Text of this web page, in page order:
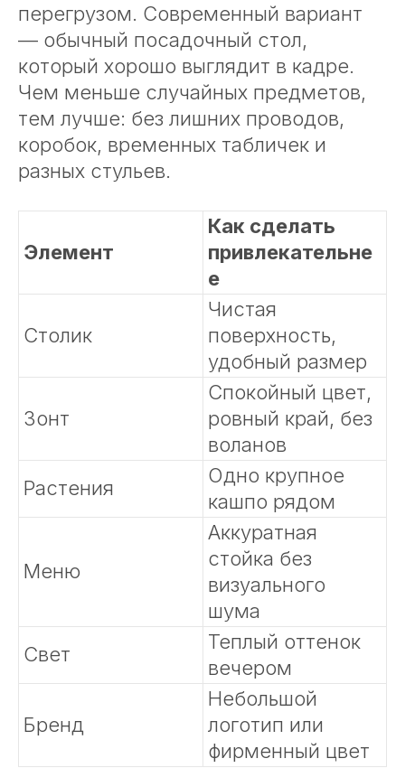
перегрузом. Современный вариант
— обычный посадочный стол,
который хорошо выглядит в кадре.
Чем меньше случайных предметов,
тем лучше: без лишних проводов,
коробок, временных табличек и
разных стульев.
Элемент
Как сделать
привлекательне
е
Столик
Чистая
поверхность,
удобный размер
Зонт
Спокойный цвет,
ровный край, без
воланов
Растения
Одно крупное
кашпо рядом
Меню
Аккуратная
стойка без
визуального
шума
Свет
Теплый оттенок
вечером
Бренд
Небольшой
логотип или
фирменный цвет